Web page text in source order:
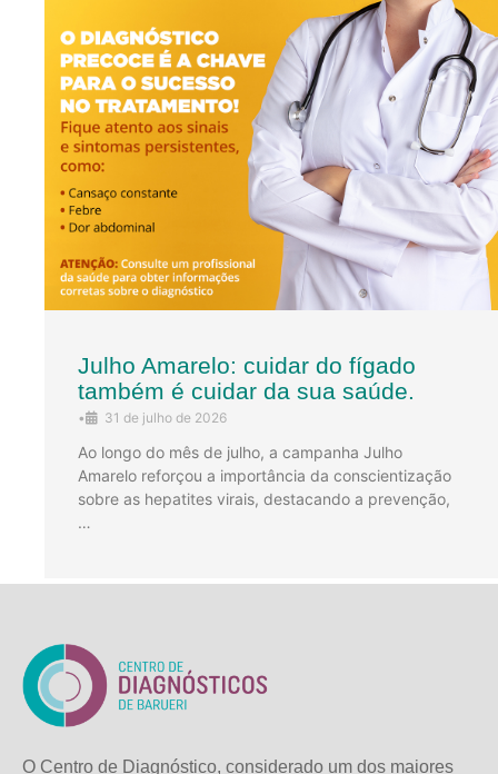
Julho Amarelo: cuidar do fígado
também é cuidar da sua saúde.
• 31 de julho de 2026
Ao longo do mês de julho, a campanha Julho
Amarelo reforçou a importância da conscientização
sobre as hepatites virais, destacando a prevenção,
…
O Centro de Diagnóstico, considerado um dos maiores